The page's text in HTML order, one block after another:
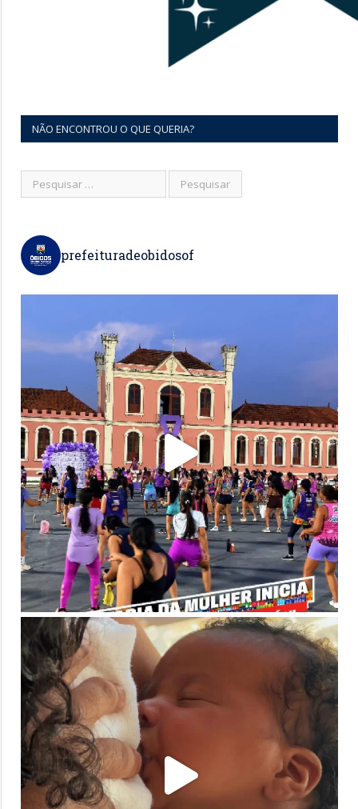
NÃO ENCONTROU O QUE QUERIA?
prefeituradeobidosof